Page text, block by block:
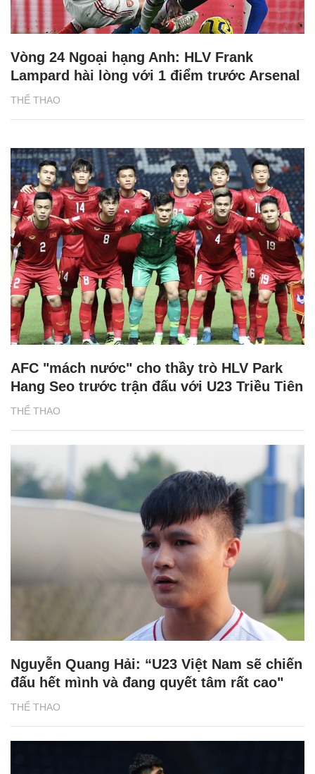
THỂ THAO
Vòng 24 Ngoại hạng Anh: HLV Frank
Lampard hài lòng với 1 điểm trước Arsenal
THỂ THAO
AFC "mách nước" cho thầy trò HLV Park
Hang Seo trước trận đấu với U23 Triều Tiên
THỂ THAO
Nguyễn Quang Hải: “U23 Việt Nam sẽ chiến
đấu hết mình và đang quyết tâm rất cao"